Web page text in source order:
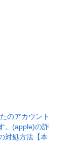
のアカウント
。(apple)の詐
対処方法【本